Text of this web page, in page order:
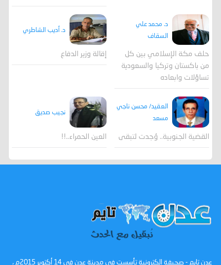
د. محمد علي
السقاف
حلف مكة الإسلامي بين كل
من باكستان وتركيا والسعودية
تساؤلات وابعاده
د. أديب الشاطري
إقالة وزير الدفاع
العقيد/ محسن ناجي
مسعد
القضية الجنوبية.. وُجدت لتبقى
نجيب صديق
العين الحمراء..!!
عدن تايم - صحيفة الكترونية تأسست في مدينة عدن في 14 أكتوبر 2015م ،